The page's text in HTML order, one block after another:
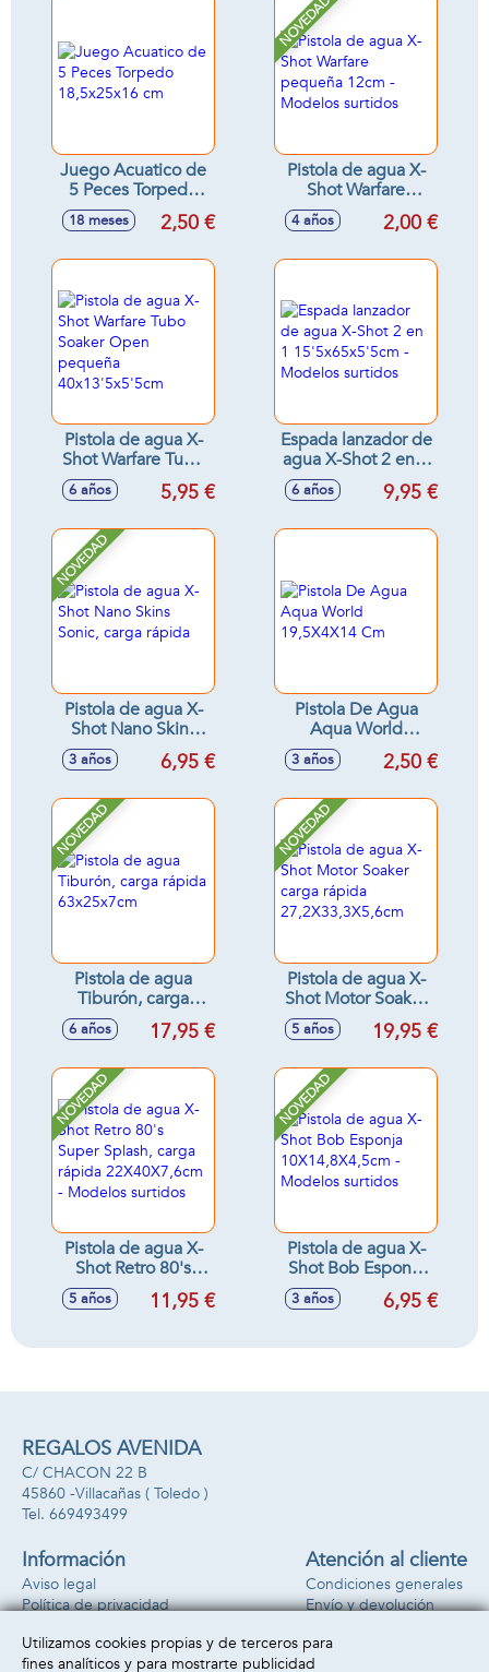
Juego Acuatico de
5 Peces Torpedo
18,5x25x16 cm
18 meses 2,50 €
NOVEDAD
Pistola de agua X-
Shot Warfare
pequeña 12cm -
Modelos surtidos
4 años 2,00 €
Pistola de agua X-
Shot Warfare Tubo
Soaker Open
pequeña
6 años 5,95 €
Espada lanzador de
agua X-Shot 2 en 1
15'5x65x5'5cm -
Modelos surtidos
6 años 9,95 €
NOVEDAD
Pistola de agua X-
Shot Nano Skins
Sonic, carga rápida
3 años 6,95 €
Pistola De Agua
Aqua World
19,5X4X14 Cm
3 años 2,50 €
NOVEDAD
Pistola de agua
Tiburón, carga
rápida 63x25x7cm
6 años 17,95 €
NOVEDAD
Pistola de agua X-
Shot Motor Soaker
carga rápida
27,2X33,3X5,6cm
5 años 19,95 €
NOVEDAD
Pistola de agua X-
Shot Retro 80's
Super Splash, carga
rápida
Modelos surtidos
5 años 11,95 €
NOVEDAD
Pistola de agua X-
Shot Bob Esponja
10X14,8X4,5cm -
Modelos surtidos
3 años 6,95 €
REGALOS AVENIDA
C/ CHACON 22 B
45860 -Villacañas ( Toledo )
669493499
Información
Aviso legal
Política de privacidad
Atención al cliente
Condiciones generales
Envío y devolución
Formas de pago
Utilizamos cookies propias y de terceros para
fines analíticos y para mostrarte publicidad